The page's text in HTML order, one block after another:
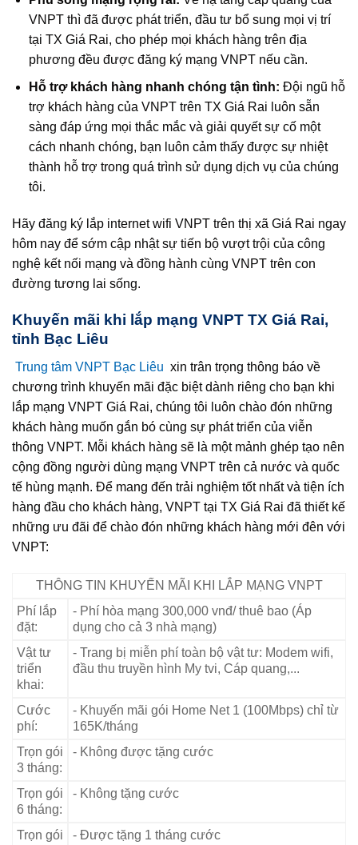
VNPT thì đã được phát triển, đầu tư bổ sung mọi vị trí
tại TX Giá Rai, cho phép mọi khách hàng trên địa
phương đều được đăng ký mạng VNPT nếu cần.
Hỗ trợ khách hàng nhanh chóng tận tình: Đội ngũ hỗ
trợ khách hàng của VNPT trên TX Giá Rai luôn sẵn
sàng đáp ứng mọi thắc mắc và giải quyết sự cố một
cách nhanh chóng, bạn luôn cảm thấy được sự nhiệt
thành hỗ trợ trong quá trình sử dụng dịch vụ của chúng
tôi.
Hãy đăng ký lắp internet wifi VNPT trên thị xã Giá Rai ngay
hôm nay để sớm cập nhật sự tiến bộ vượt trội của công
nghệ kết nối mạng và đồng hành cùng VNPT trên con
đường tương lai sống.
Khuyến mãi khi lắp mạng VNPT TX Giá Rai,
tỉnh Bạc Liêu
Trung tâm VNPT Bạc Liêu xin trân trọng thông báo về
chương trình khuyến mãi đặc biệt dành riêng cho bạn khi
lắp mạng VNPT Giá Rai, chúng tôi luôn chào đón những
khách hàng muốn gắn bó cùng sự phát triển của viễn
thông VNPT. Mỗi khách hàng sẽ là một mảnh ghép tạo nên
cộng đồng người dùng mạng VNPT trên cả nước và quốc
tế hùng mạnh. Để mang đến trải nghiệm tốt nhất và tiện ích
hàng đầu cho khách hàng, VNPT tại TX Giá Rai đã thiết kế
những ưu đãi để chào đón những khách hàng mới đên với
VNPT:
THÔNG TIN KHUYẾN MÃI KHI LẮP MẠNG VNPT
Phí lắp
đặt:
- Phí hòa mạng 300,000 vnđ/ thuê bao (Áp
dụng cho cả 3 nhà mạng)
Vật tư
triển
khai:
- Trang bị miễn phí toàn bộ vật tư: Modem wifi,
đầu thu truyền hình My tvi, Cáp quang,...
Cước
phí:
- Khuyến mãi gói Home Net 1 (100Mbps) chỉ từ
165K/tháng
Trọn gói
3 tháng:
- Không được tặng cước
Trọn gói
6 tháng:
- Không tặng cước
Trọn gói
- Được tặng 1 tháng cước